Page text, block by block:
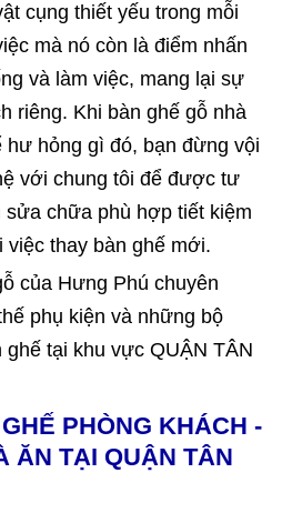
cụng thiết yếu trong mỗi
mà nó còn là điểm nhấn
và làm việc, mang lại sự
riêng. Khi bàn ghế gỗ nhà
hư hỏng gì đó, bạn đừng vội
với chung tôi để được tư
chữa phù hợp tiết kiệm
thay bàn ghế mới.
của Hưng Phú chuyên
phụ kiện và những bộ
tại khu vực QUẬN TÂN
PHÒNG KHÁCH -
ĂN TẠI QUẬN TÂN